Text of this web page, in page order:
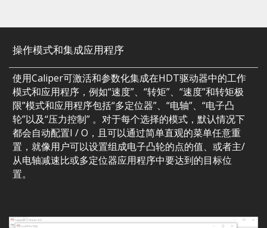
操作模式和集成应用程序
使用Caliper可激活和参数化集成在HDT驱动器中的工作
模式和应用程序，例如“速度”、“转矩”、“速度”和转矩极
限”模式和应用程序包括“多定位器”、“电轴”、“电子凸
轮”以及“压力控制” 。对于每个选择的模式，默认情况下
都会自动配置I / O，且可以通过简单直观的菜单任意重
置，就像用户可以设置组成电子凸轮的点的值、或者主/
从电轴减速比或多定位器应用程序中要达到的目标位
置。